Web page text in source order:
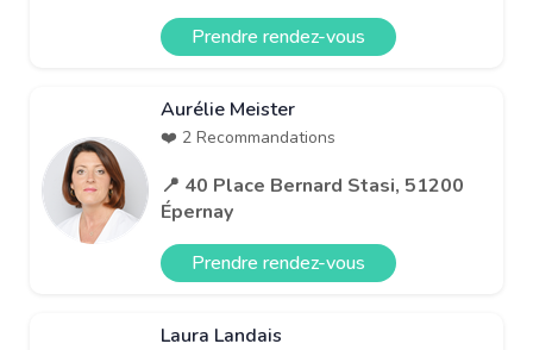
Prendre rendez-vous
Aurélie Meister
❤️ 2 Recommandations
📍 40 Place Bernard Stasi, 51200
Épernay
Prendre rendez-vous
Laura Landais